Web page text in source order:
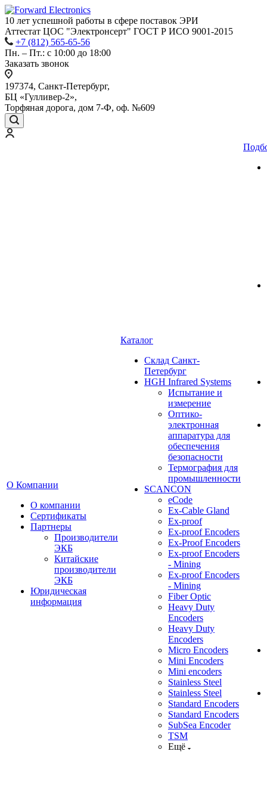
10 лет успешной работы в сфере поставок ЭРИ
Аттестат ЦОС "Электронсерт" ГОСТ Р ИСО 9001-2015
+7 (812) 565-65-56
Пн. – Пт.: с 10:00 до 18:00
Заказать звонок
197374, Санкт-Петербург,
БЦ «Гулливер-2»,
Торфяная дорога, дом 7-Ф, оф. №609
О Компании
О компании
Сертификаты
Партнеры
Производители
ЭКБ
Китайские
производители
ЭКБ
Юридическая
информация
Каталог
Cклад Санкт-
Петербург
HGH Infrared Systems
Испытание и
измерение
Оптико-
электронная
аппаратура для
обеспечения
безопасности
Термография для
промышленности
SCANCON
eCode
Ex-Cable Gland
Ex-proof
Ex-proof Encoders
Ex-Proof Encoders
Ex-proof Encoders
- Mining
Ex-proof Encoders
- Mining
Fiber Optic
Heavy Duty
Encoders
Heavy Duty
Encoders
Micro Encoders
Mini Encoders
Mini encoders
Stainless Steel
Stainless Steel
Standard Encoders
Standard Encoders
SubSea Encoder
TSM
Ещё